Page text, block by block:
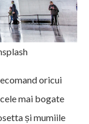
oricui
mai bogate
și mumiile